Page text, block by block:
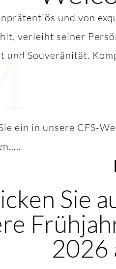
und von
verleiht seiner
und Souveränität.
ein in unsere CFS-
Sie
2026